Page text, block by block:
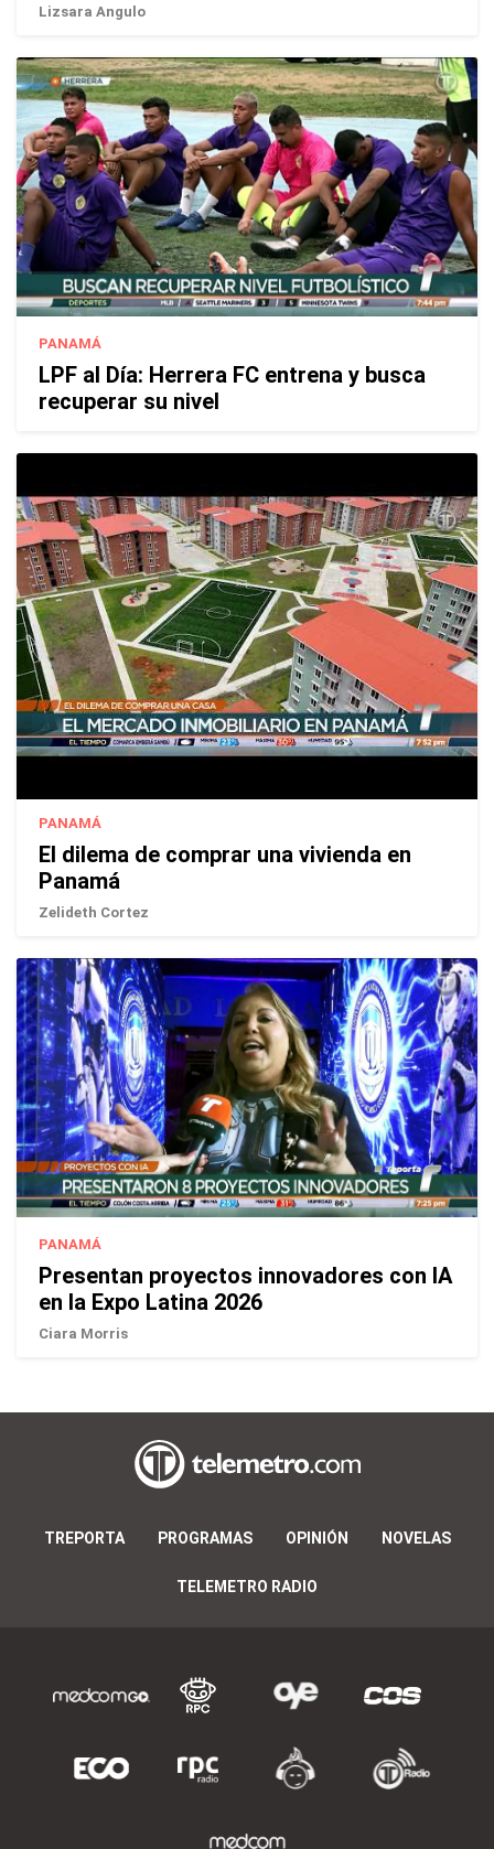
Lizsara Angulo
PANAMÁ
LPF al Día: Herrera FC entrena y busca
recuperar su nivel
PANAMÁ
El dilema de comprar una vivienda en
Panamá
Zelideth Cortez
PANAMÁ
Presentan proyectos innovadores con IA
en la Expo Latina 2026
Ciara Morris
TREPORTA PROGRAMAS OPINIÓN NOVELAS
TELEMETRO RADIO